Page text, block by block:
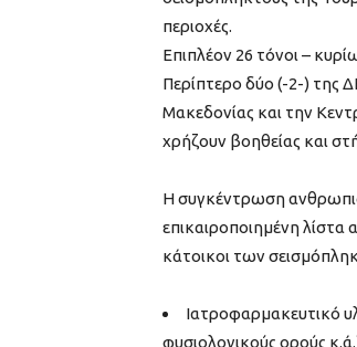
περιοχές.
Επιπλέον 26 τόνοι –
Περίπτερο δύο (-2-) της
Μακεδονίας και την
χρήζουν βοηθείας και
Η συγκέντρωση
επικαιροποιημένη λίστα
κάτοικοι των
Ιατροφαρμακευτικό
φυσιολογικούς ορούς